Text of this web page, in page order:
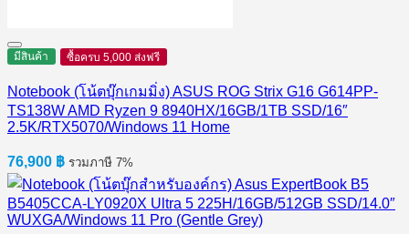
มีสินค้า ซื้อครบ 5,000 ส่งฟรี
Notebook (โน้ตบุ๊กเกมมิ่ง) ASUS ROG Strix G16 G614PP-
TS138W AMD Ryzen 9 8940HX/16GB/1TB SSD/16″
2.5K/RTX5070/Windows 11 Home
76,900 ฿ รวมภาษี 7%